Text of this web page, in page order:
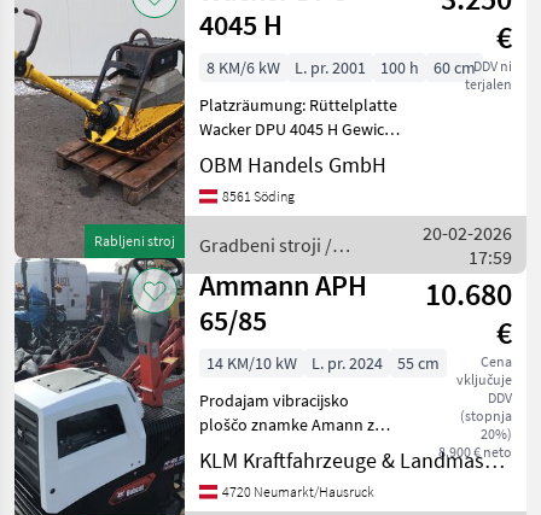
Rabljeni stroj
4045 H
€
DDV ni
terjalen
8 KM/6 kW L. pr. 2001 100 h
60 cm
Platzräumung: Rüttelplatte
Wacker DPU 4045 H Gewicht
400 kg Breite 55 cm
Kurbelstart, Motor Hatz 1
Zyl. Diesel, einsatzbereit,
stroji Vibr
OBM Handels GmbH
8561 Söding
Gradbeni stroji /
Wacker Neuson
20-02-2026
17:59
Ammann APH
65/85
10.680
€
Cena
vključuje
DDV
(stopnja
20%)
8.900 € neto
14 KM/10 kW L. pr. 2024
55 cm
Prodajam vibracijsko
ploščo znamke Amann z
logotipom Bobcat. Oznaka
pri Amannu APH 65/85, pri
Bobcatu HP 65.85 Brez
KLM Kraftfahrzeuge & Landmaschinen GmbH
4720 Neumarkt/Hausruck